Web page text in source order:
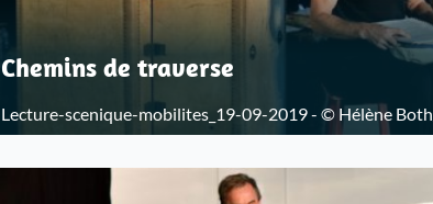
Chemins de traverse
Lecture-scenique-mobilites_19-09-2019 - © Hélène
départementales du Bas-Rhin